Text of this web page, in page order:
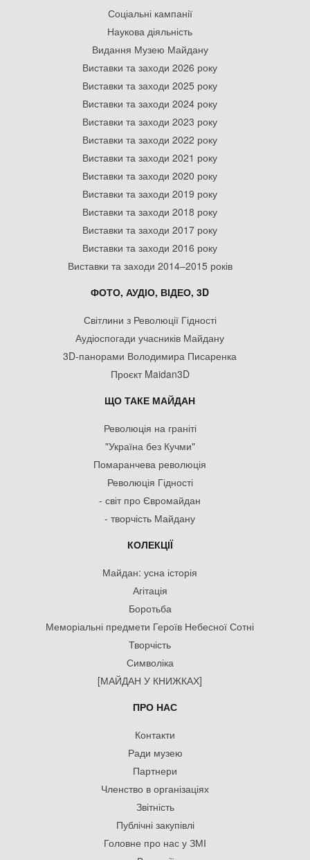
Соціальні кампанії
Наукова діяльність
Видання Музею Майдану
Виставки та заходи 2026 року
Виставки та заходи 2025 року
Виставки та заходи 2024 року
Виставки та заходи 2023 року
Виставки та заходи 2022 року
Виставки та заходи 2021 року
Виставки та заходи 2020 року
Виставки та заходи 2019 року
Виставки та заходи 2018 року
Виставки та заходи 2017 року
Виставки та заходи 2016 року
Виставки та заходи 2014–2015 років
ФОТО, АУДІО, ВІДЕО, 3D
Світлини з Революції Гідності
Аудіоспогади учасників Майдану
3D-панорами Володимира Писаренка
Проєкт Maidan3D
ЩО ТАКЕ МАЙДАН
Революція на граніті
"Україна без Кучми"
Помаранчева революція
Революція Гідності
- світ про Євромайдан
- творчість Майдану
КОЛЕКЦІЇ
Майдан: усна історія
Агітація
Боротьба
Меморіальні предмети Героїв Небесної Сотні
Творчість
Символіка
[МАЙДАН У КНИЖКАХ]
ПРО НАС
Контакти
Ради музею
Партнери
Членство в організаціях
Звітність
Публічні закупівлі
Головне про нас у ЗМІ